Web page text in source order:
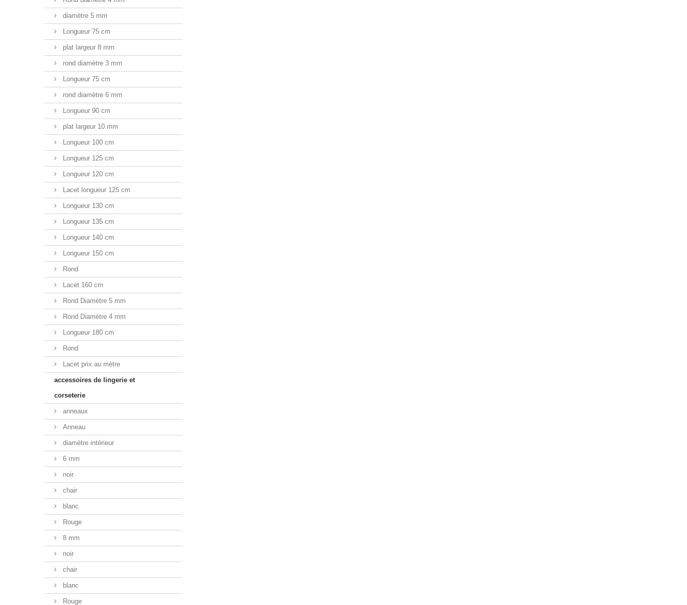
diamètre 5 mm
Longueur 75 cm
plat largeur 8 mm
rond diamètre 3 mm
Longueur 75 cm
rond diamètre 6 mm
Longueur 90 cm
plat largeur 10 mm
Longueur 100 cm
Longueur 125 cm
Longueur 120 cm
Lacet longueur 125 cm
Longueur 130 cm
Longueur 135 cm
Longueur 140 cm
Longueur 150 cm
Rond
Lacet 160 cm
Rond Diamètre 5 mm
Rond Diamètre 4 mm
Longueur 180 cm
Rond
Lacet prix au mètre
accessoires de lingerie et
corseterie
anneaux
Anneau
diamètre intérieur
6 mm
noir
chair
blanc
Rouge
8 mm
noir
chair
blanc
Rouge